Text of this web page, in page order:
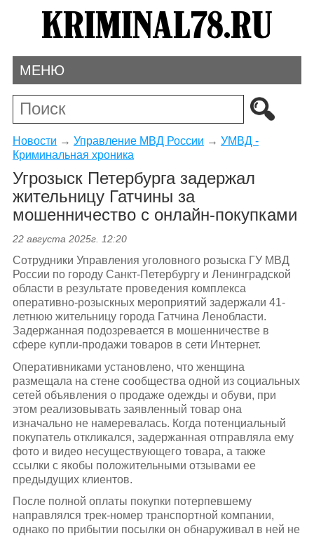
МЕНЮ
Новости → Управление МВД России → УМВД -
Криминальная хроника
Угрозыск Петербурга задержал
жительницу Гатчины за
мошенничество с онлайн-покупками
22 августа 2025г. 12:20
Сотрудники Управления уголовного розыска ГУ МВД
России по городу Санкт-Петербургу и Ленинградской
области в результате проведения комплекса
оперативно-розыскных мероприятий задержали 41-
летнюю жительницу города Гатчина Ленобласти.
Задержанная подозревается в мошенничестве в
сфере купли-продажи товаров в сети Интернет.
Оперативниками установлено, что женщина
размещала на стене сообщества одной из социальных
сетей объявления о продаже одежды и обуви, при
этом реализовывать заявленный товар она
изначально не намеревалась. Когда потенциальный
покупатель откликался, задержанная отправляла ему
фото и видео несуществующего товара, а также
ссылки с якобы положительными отзывами ее
предыдущих клиентов.
После полной оплаты покупки потерпевшему
направлялся трек-номер транспортной компании,
однако по прибытии посылки он обнаруживал в ней не